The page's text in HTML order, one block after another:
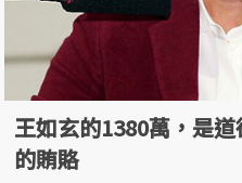
王如玄的1380萬，是
的賄賂